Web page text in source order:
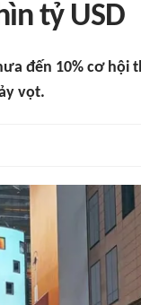
tỷ USD
đến 10% cơ hội
vọt.